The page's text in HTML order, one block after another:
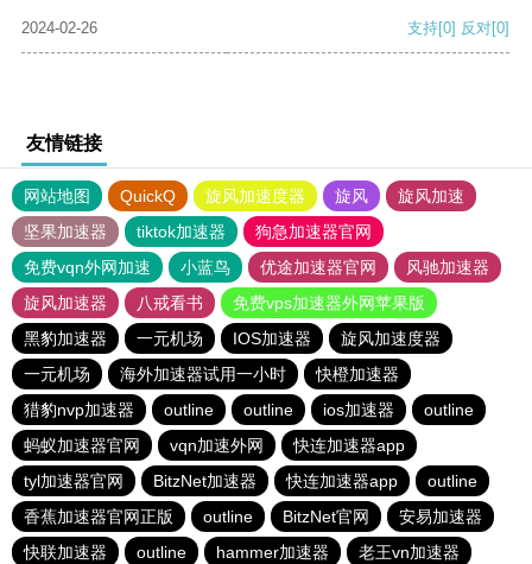
2024-02-26 支持[0] 反对[0]
友情链接
网站地图 QuickQ 旋风加速度器 旋风
旋风加速
坚果加速器
tiktok加速器
狗急加速器官网
免费vqn外网加速
小蓝鸟 优途加速器官网
风驰加速器
旋风加速器
八戒看书
免费vps加速器外网苹果版
黑豹加速器
一元机场 IOS加速器
旋风加速度器
一元机场
海外加速器试用一小时
快橙加速器
猎豹nvp加速器
outline outline ios加速器
outline
蚂蚁加速器官网
vqn加速外网
快连加速器app
tyl加速器官网
BitzNet加速器 快连加速器app
outline
香蕉加速器官网正版
outline BitzNet官网
安易加速器
快联加速器
outline hammer加速器 老王vn加速器